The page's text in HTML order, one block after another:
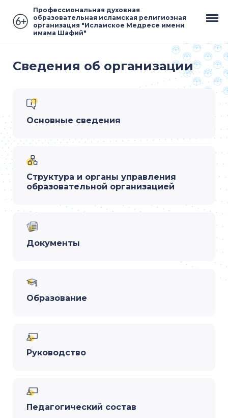
Профессиональная духовная
образовательная исламская религиозная
организация "Исламское Медресе имени
имама Шафий"
Сведения об организации
Основные сведения
Структура и органы управления
образовательной организацией
Документы
Образование
Руководство
Педагогический состав